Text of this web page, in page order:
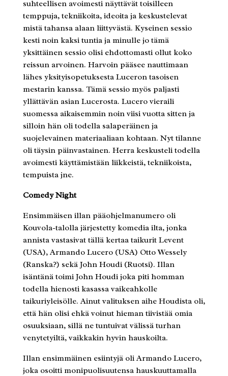
suhteellisen avoimesti näyttävät toisilleen
temppuja, tekniikoita, ideoita ja keskustelevat
mistä tahansa alaan liittyvästä. Kyseinen sessio
kesti noin kaksi tuntia ja minulle jo tämä
yksittäinen sessio olisi ehdottomasti ollut koko
reissun arvoinen. Harvoin pääsee nauttimaan
lähes yksityisopetuksesta Luceron tasoisen
mestarin kanssa. Tämä sessio myös paljasti
yllättävän asian Lucerosta. Lucero vieraili
suomessa aikaisemmin noin viisi vuotta sitten ja
silloin hän oli todella salaperäinen ja
suojelevainen materiaaliaan kohtaan. Nyt tilanne
oli täysin päinvastainen. Herra keskusteli todella
avoimesti käyttämistään liikkeistä, tekniikoista,
tempuista jne.
Comedy Night
Ensimmäisen illan pääohjelmanumero oli
Kouvola-talolla järjestetty komedia ilta, jonka
annista vastasivat tällä kertaa taikurit Levent
(USA), Armando Lucero (USA) Otto Wessely
(Ranska?) sekä John Houdi (Ruotsi). Illan
isäntänä toimi John Houdi joka piti homman
todella hienosti kasassa vaikeahkolle
taikuriyleisölle. Ainut valituksen aihe Houdista oli,
että hän olisi ehkä voinut hieman tiivistää omia
osuuksiaan, sillä ne tuntuivat välissä turhan
venytetyiltä, vaikkakin hyvin hauskoilta.
Illan ensimmäinen esiintyjä oli Armando Lucero,
joka osoitti monipuolisuutensa hauskuuttamalla